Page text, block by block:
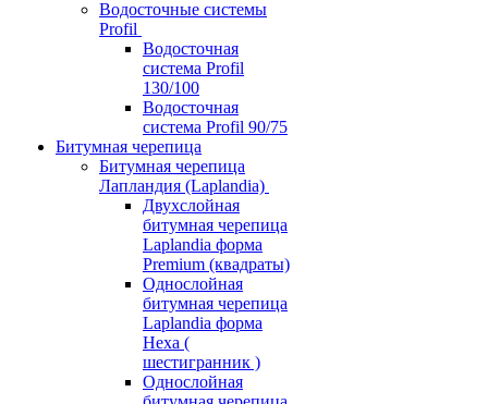
Водосточные системы
Profil
Водосточная
система Profil
130/100
Водосточная
система Profil 90/75
Битумная черепица
Битумная черепица
Лапландия (Laplandia)
Двухслойная
битумная черепица
Laplandia форма
Premium (квадраты)
Однослойная
битумная черепица
Laplandia форма
Hexa (
шестигранник )
Однослойная